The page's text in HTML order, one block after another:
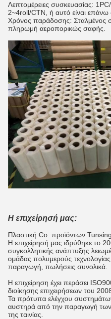
Λεπτομέρειες συσκευασίας:
2~4roll/CTN, ή αυτό είναι επάνω
Χρόνος παράδοσης: Σταλμένος
πληρωμή αεροπορικώς σαφής.
Η επιχείρησή μας:
Πλαστική Co. προϊόντων
Η επιχείρησή μας ιδρύθηκε το
συγκολλητικής ανάπτυξης
ομάδας πολυμερούς
παραγωγή, πωλήσεις συνολικά.
Η επιχείρηση έχει περάσει
διοίκησης επιχειρήσεων του
Τα πρότυπα ελέγχου
αυστηρά από την παραγωγή
της ταινίας.